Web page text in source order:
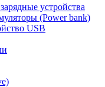
устройства
(Power bank)
USB